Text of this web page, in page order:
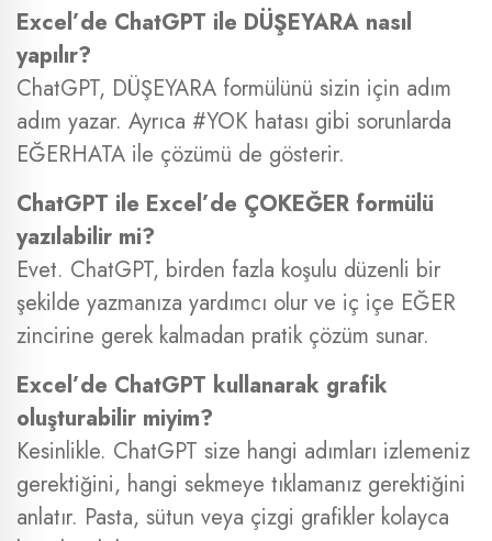
Excel’de ChatGPT ile DÜŞEYARA nasıl
yapılır?
ChatGPT, DÜŞEYARA formülünü sizin için adım
adım yazar. Ayrıca #YOK hatası gibi sorunlarda
EĞERHATA ile çözümü de gösterir.
ChatGPT ile Excel’de ÇOKEĞER formülü
yazılabilir mi?
Evet. ChatGPT, birden fazla koşulu düzenli bir
şekilde yazmanıza yardımcı olur ve iç içe EĞER
zincirine gerek kalmadan pratik çözüm sunar.
Excel’de ChatGPT kullanarak grafik
oluşturabilir miyim?
Kesinlikle. ChatGPT size hangi adımları izlemeniz
gerektiğini, hangi sekmeye tıklamanız gerektiğini
anlatır. Pasta, sütun veya çizgi grafikler kolayca